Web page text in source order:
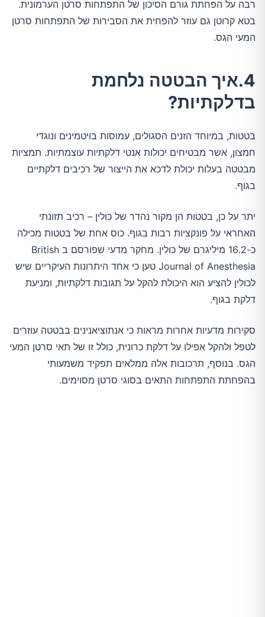
רבה על הפחתת גורם הסיכון של התפתחות סרטן הערמונית.
בטא קרוטן גם עוזר להפחית את הסבירות של התפתחות סרטן
המעי הגס.
4.איך הבטטה נלחמת
בדלקתיות?
בטטות, במיוחד הזנים הסגולים, עמוסות בויטמינים ונוגדי
חמצון, אשר מבטיחים יכולות אנטי דלקתיות עוצמתיות. תמציות
מבטטה בעלות יכולת לדכא את הייצור של רכיבים דלקתיים
בגוף.
יתר על כן, בטטות הן מקור נהדר של כולין – רכיב תזונתי
האחראי על פונקציות רבות בגוף. כוס אחת של בטטות מכילה
כ-16.2 מיליגרם של כולין. מחקר מדעי שפורסם ב British
Journal of Anesthesia טען כי אחד היתרונות העיקריים שיש
לכולין להציע הוא היכולת להקל על תגובות דלקתיות, ומניעת
דלקת בגוף.
סקירות מדעיות אחרות מראות כי אנתוציאנינים בבטטה עוזרים
לטפל ולהקל אפילו על דלקת כרונית, כולל זו של תאי סרטן המעי
הגס. בנוסף, תרכובות אלה ממלאים תפקיד משמעותי
בהפחתת התפתחות התאים בסוגי סרטן מסוימים.